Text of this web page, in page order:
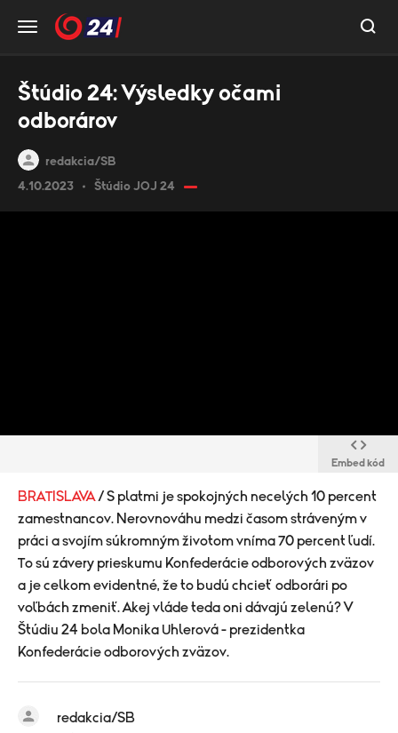
redakcia/SB
4.10.2023
Štúdio JOJ 24
Štúdio 24: Výsledky očami
odborárov
Embed kód
BRATISLAVA / S platmi je spokojných necelých 10 percent
zamestnancov. Nerovnováhu medzi časom stráveným v
práci a svojím súkromným životom vníma 70 percent ľudí.
To sú závery prieskumu Konfederácie odborových zväzov
a je celkom evidentné, že to budú chcieť odborári po
voľbách zmeniť. Akej vláde teda oni dávajú zelenú? V
Štúdiu 24 bola Monika Uhlerová - prezidentka
Konfederácie odborových zväzov.
redakcia/SB